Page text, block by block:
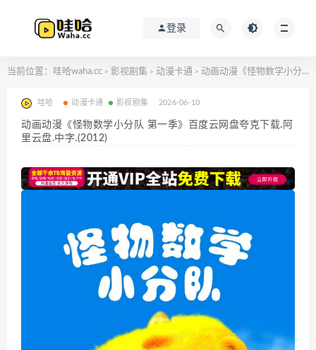
登录
当前位置： 哇哈waha.cc > 影视剧集 > 动漫卡通 > 动画动漫《怪物数学小分队 第一季》百度云网盘夸克下载.阿里云盘.中字.(2012)
哇哈 动漫卡通 影视剧集 2026-06-10
动画动漫《怪物数学小分队 第一季》百度云网盘夸克下载.阿
里云盘.中字.(2012)